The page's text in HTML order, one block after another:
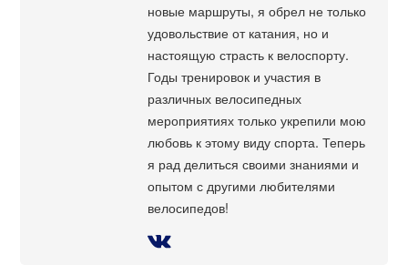
новые маршруты, я обрел не только
удовольствие от катания, но и
настоящую страсть к велоспорту.
Годы тренировок и участия в
различных велосипедных
мероприятиях только укрепили мою
любовь к этому виду спорта. Теперь
я рад делиться своими знаниями и
опытом с другими любителями
велосипедов!